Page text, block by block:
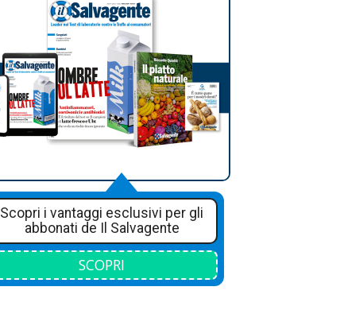
Scopri i vantaggi esclusivi per gli
abbonati de Il Salvagente
SCOPRI